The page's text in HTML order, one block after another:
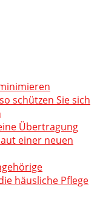
schützen Sie sich
Übertragung
einer neuen
häusliche Pflege